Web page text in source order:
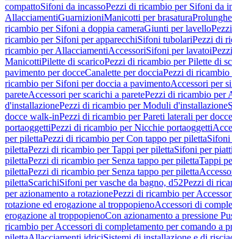
compattoSifoni da incassoPezzi di ricambio per Sifoni da
AllacciamentiGuarnizioniManicotti per brasaturaProlunghe
ricambio per Sifoni a doppia cameraGiunti per lavello
ricambio per Sifoni per apparecchiSifoni tubolariPezzi di
ricambio per AllacciamentiAccessoriSifoni per lavatoi
ManicottiPilette di scaricoPezzi di ricambio per Pilette di
pavimento per docceCanalette per docciaPezzi di ricambio
ricambio per Sifoni per doccia a pavimentoAccessori per
pareteAccessori per scarichi a paretePezzi di ricambio per
d'installazionePezzi di ricambio per Moduli d'installazione
docce walk-inPezzi di ricambio per Pareti laterali per
portaoggettiPezzi di ricambio per Nicchie portaoggetti
per pilettaPezzi di ricambio per Con tappo per pilettaSifoni
pilettaPezzi di ricambio per Tappi per pilettaSifoni per
pilettaPezzi di ricambio per Senza tappo per pilettaTappi
pilettaPezzi di ricambio per Senza tappo per piletta
pilettaScarichiSifoni per vasche da bagno, d52Pezzi di
per azionamento a rotazionePezzi di ricambio per
rotazione ed erogazione al troppopienoAccessori di
erogazione al troppopienoCon azionamento a pressione
ricambio per Accessori di completamento per comando a